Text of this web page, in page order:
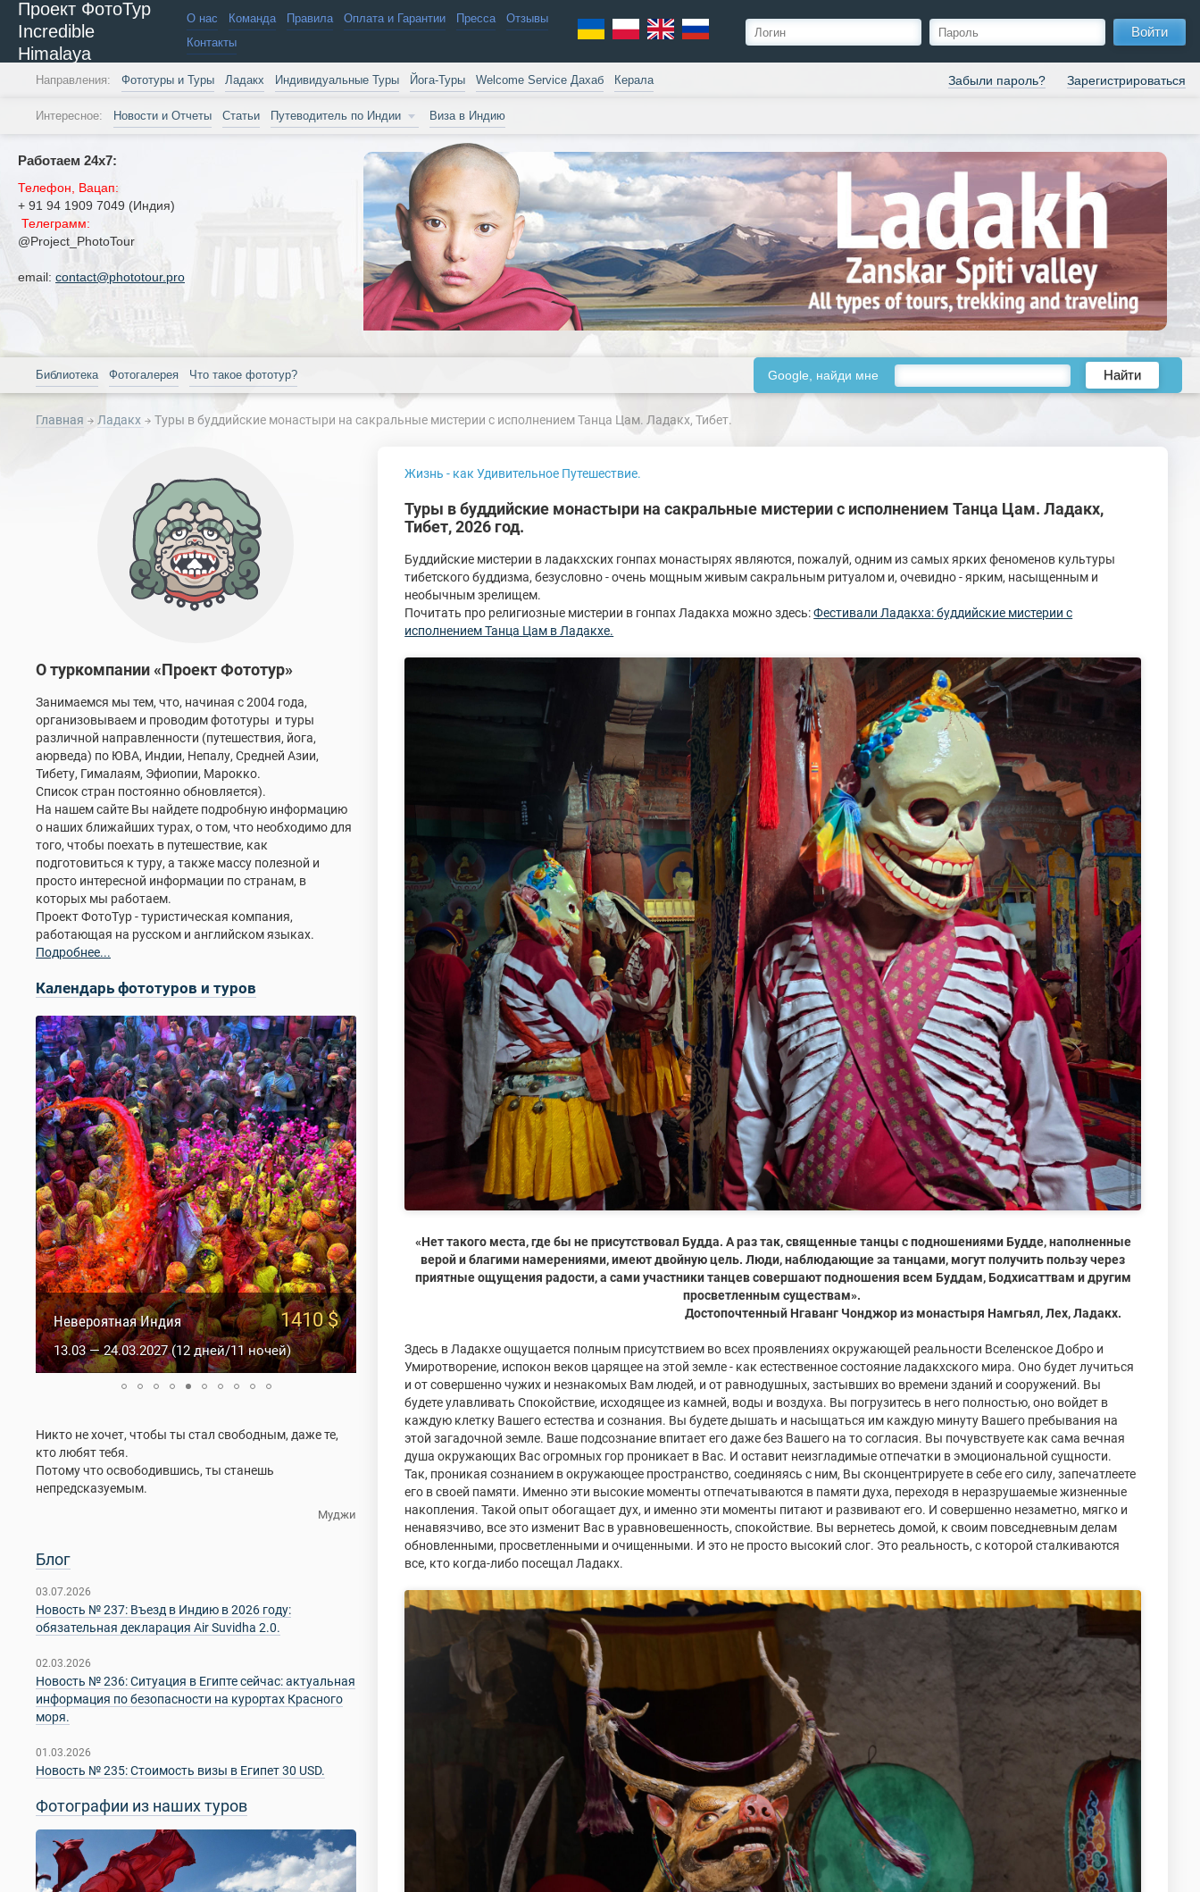
Проект ФотоТур
Incredible
Himalaya
О нас Команда Правила Оплата и Гарантии Пресса
Отзывы
Контакты
Войти
Забыли пароль? Зарегистрироваться
Направления: Фототуры и Туры Ладакх Индивидуальные Туры Йога-Туры Welcome Service Дахаб Керала
Интересное: Новости и Отчеты Статьи Путеводитель по Индии Виза в Индию
Работаем 24х7:
Телефон, Вацап:
+ 91 94 1909 7049 (Индия)
Телеграмм:
@Project_PhotoTour
email: contact@phototour.pro
Библиотека Фотогалерея Что такое фототур? Google, найди мне Найти
Главная Ладакх Туры в буддийские монастыри на сакральные мистерии с исполнением Танца Цам. Ладакх, Тибет.
О туркомпании «Проект Фототур»
Занимаемся мы тем, что, начиная с 2004 года,
организовываем и проводим фототуры и туры
различной направленности (путешествия, йога,
аюрведа) по ЮВА, Индии, Непалу, Средней Азии,
Тибету, Гималаям, Эфиопии, Марокко.
Список стран постоянно обновляется).
На нашем сайте Вы найдете подробную информацию
о наших ближайших турах, о том, что необходимо для
того, чтобы поехать в путешествие, как
подготовиться к туру, а также массу полезной и
просто интересной информации по странам, в
которых мы работаем.
Проект ФотоТур - туристическая компания,
работающая на русском и английском языках.
Подробнее...
Календарь фототуров и туров
1410 $
Невероятная Индия
13.03 — 24.03.2027 (12 дней/11 ночей)
1100 $
Весна в Ладакхе
1.05 — 10.05.2027 (10 дней)
Никто не хочет, чтобы ты стал свободным, даже те,
кто любят тебя.
Потому что освободившись, ты станешь
непредсказуемым.
Муджи
Блог
03.07.2026
Новость № 237: Въезд в Индию в 2026 году:
обязательная декларация Air Suvidha 2.0.
02.03.2026
Новость № 236: Ситуация в Египте сейчас: актуальная
информация по безопасности на курортах Красного
моря.
01.03.2026
Новость № 235: Стоимость визы в Египет 30 USD.
Фотографии из наших туров
Жизнь - как Удивительное Путешествие.
Туры в буддийские монастыри на сакральные мистерии с исполнением Танца Цам. Ладакх,
Тибет, 2026 год.
Буддийские мистерии в ладакхских гонпах монастырях являются, пожалуй, одним из самых ярких феноменов культуры
тибетского буддизма, безусловно - очень мощным живым сакральным ритуалом и, очевидно - ярким, насыщенным и
необычным зрелищем.
Почитать про религиозные мистерии в гонпах Ладакха можно здесь:Фестивали Ладакха: буддийские мистерии с
исполнением Танца Цам в Ладакхе.
«Нет такого места, где бы не присутствовал Будда. А раз так, священные танцы с подношениями Будде, наполненные
верой и благими намерениями, имеют двойную цель. Люди, наблюдающие за танцами, могут получить пользу через
приятные ощущения радости, а сами участники танцев совершают подношения всем Буддам, Бодхисаттвам и другим
просветленным существам».
Достопочтенный Нгаванг Чонджор из монастыря Намгьял, Лех, Ладакх.
Здесь в Ладакхе ощущается полным присутствием во всех проявлениях окружающей реальности Вселенское Добро и
Умиротворение, испокон веков царящее на этой земле - как естественное состояние ладакхского мира. Оно будет лучиться
и от совершенно чужих и незнакомых Вам людей, и от равнодушных, застывших во времени зданий и сооружений. Вы
будете улавливать Спокойствие, исходящее из камней, воды и воздуха. Вы погрузитесь в него полностью, оно войдет в
каждую клетку Вашего естества и сознания. Вы будете дышать и насыщаться им каждую минуту Вашего пребывания на
этой загадочной земле. Ваше подсознание впитает его даже без Вашего на то согласия. Вы почувствуете как сама вечная
душа окружающих Вас огромных гор проникает в Вас. И оставит неизгладимые отпечатки в эмоциональной сущности.
Так, проникая сознанием в окружающее пространство, соединяясь с ним, Вы сконцентрируете в себе его силу, запечатлеете
его в своей памяти. Именно эти высокие моменты отпечатываются в памяти духа, переходя в неразрушаемые жизненные
накопления. Такой опыт обогащает дух, и именно эти моменты питают и развивают его. И совершенно незаметно, мягко и
ненавязчиво, все это изменит Вас в уравновешенность, спокойствие. Вы вернетесь домой, к своим повседневным делам
обновленными, просветленными и очищенными. И это не просто высокий слог. Это реальность, с которой сталкиваются
все, кто когда-либо посещал Ладакх.